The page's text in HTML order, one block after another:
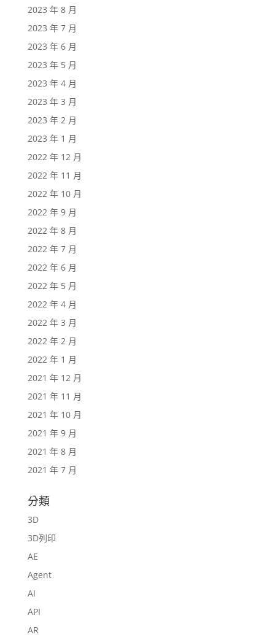
2023 年 8 月
2023 年 7 月
2023 年 6 月
2023 年 5 月
2023 年 4 月
2023 年 3 月
2023 年 2 月
2023 年 1 月
2022 年 12 月
2022 年 11 月
2022 年 10 月
2022 年 9 月
2022 年 8 月
2022 年 7 月
2022 年 6 月
2022 年 5 月
2022 年 4 月
2022 年 3 月
2022 年 2 月
2022 年 1 月
2021 年 12 月
2021 年 11 月
2021 年 10 月
2021 年 9 月
2021 年 8 月
2021 年 7 月
分類
3D
3D列印
AE
Agent
AI
API
AR